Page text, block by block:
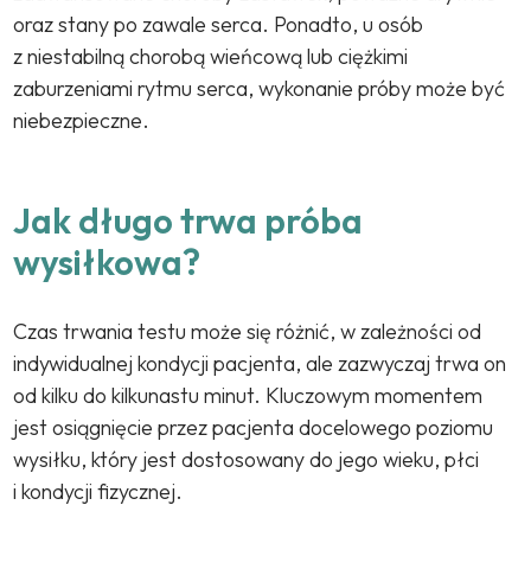
oraz stany po zawale serca. Ponadto, u osób
z niestabilną chorobą wieńcową lub ciężkimi
zaburzeniami rytmu serca, wykonanie próby może być
niebezpieczne.
Jak długo trwa próba
wysiłkowa?
Czas trwania testu może się różnić, w zależności od
indywidualnej kondycji pacjenta, ale zazwyczaj trwa on
od kilku do kilkunastu minut. Kluczowym momentem
jest osiągnięcie przez pacjenta docelowego poziomu
wysiłku, który jest dostosowany do jego wieku, płci
i kondycji fizycznej.